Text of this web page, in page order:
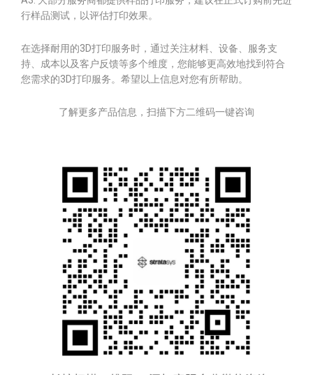
行样品测试，以评估打印效果。
在选择耐用的3D打印服务时，通过关注材料、设备、服务支
持、成本以及客户反馈等多个维度，您能够更高效地找到符合
您需求的3D打印服务。希望以上信息对您有所帮助。
了解更多产品信息，扫描下方二维码一键咨询